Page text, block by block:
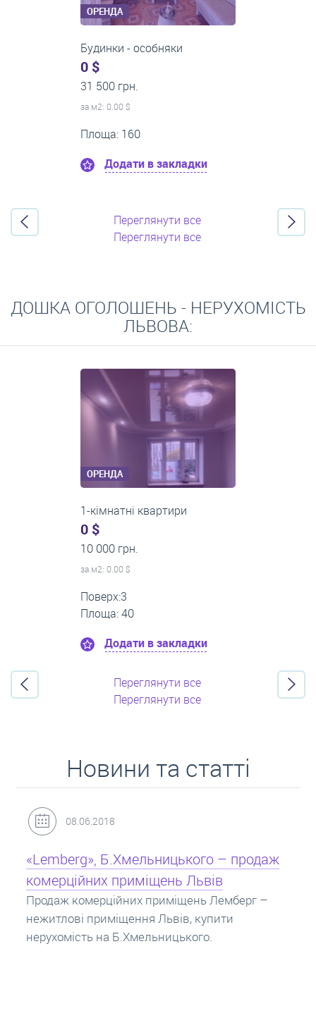
ОРЕНДА
Будинки - особняки
0 $
12 000 грн.
за м2: 0.00 $
Площа: 45
Додати в закладки
Переглянути все
Переглянути все
ДОШКА ОГОЛОШЕНЬ - НЕРУХОМІСТЬ
ЛЬВОВА:
ОРЕНДА
2-кімнатні квартири
0 $
16 000 грн.
за м2: 0.00 $
Поверх:11
Площа: 55
Додати в закладки
Переглянути все
Переглянути все
Новини та статті
31.05.2018
Кредит під заставу нерухомості: іпотека
Іпотека на квартиру – кредит на житло під
заставу нерухомості. Купити в іпотеку – що
потрібно знати? Консультація від Експертів
про іпотечні кредити.